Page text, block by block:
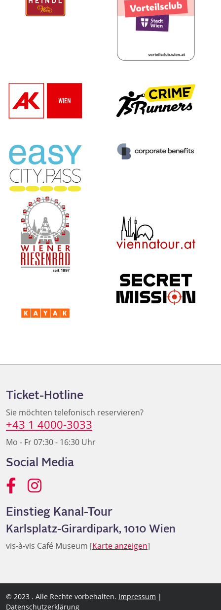
Ticket-Hotline
Sie möchten telefonisch reservieren?
+43 1 4000-3033
Mo - Fr 07:30 - 16:30 Uhr
Social Media
Einstieg Kanal-Tour
Karlsplatz-Girardipark, 1010 Wien
vis-à-vis Café Museum [Karte anzeigen]
© 2023 . Alle Rechte vorbehalten. Impressum |
Datenschutzerklärung